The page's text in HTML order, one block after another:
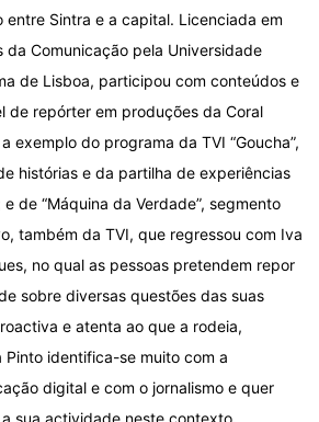
entre Sintra e a capital. Licenciada em
da Comunicação pela Universidade
de Lisboa, participou com conteúdos e
de repórter em produções da Coral
exemplo do programa da TVI “Goucha”,
histórias e da partilha de experiências
de “Máquina da Verdade”, segmento
também da TVI, que regressou com Iva
no qual as pessoas pretendem repor
sobre diversas questões das suas
e atenta ao que a rodeia,
Pinto identifica-se muito com a
digital e com o jornalismo e quer